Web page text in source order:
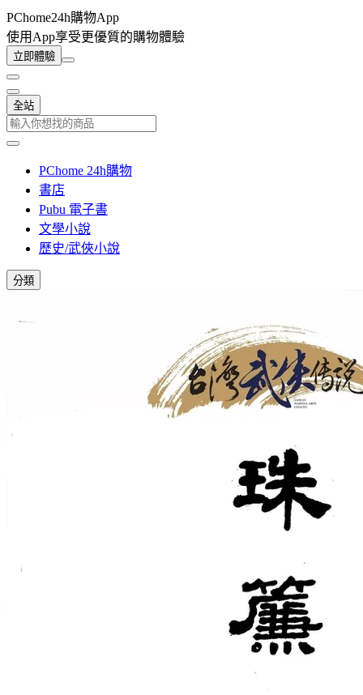
PChome24h購物App
使用App享受更優質的購物體驗
立即體驗
全站
PChome 24h購物
書店
Pubu 電子書
文學小說
歷史/武俠小說
分類